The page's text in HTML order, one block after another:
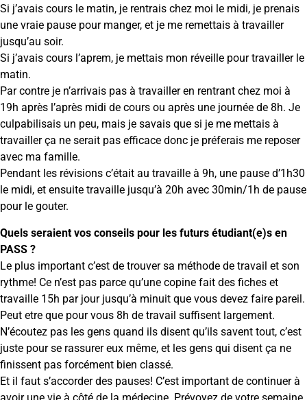
Si j’avais cours le matin, je rentrais chez moi le midi, je prenais
une vraie pause pour manger, et je me remettais à travailler
jusqu’au soir.
Si j’avais cours l’aprem, je mettais mon réveille pour travailler le
matin.
Par contre je n’arrivais pas à travailler en rentrant chez moi à
19h après l’après midi de cours ou après une journée de 8h. Je
culpabilisais un peu, mais je savais que si je me mettais à
travailler ça ne serait pas efficace donc je préferais me reposer
avec ma famille.
Pendant les révisions c’était au travaille à 9h, une pause d’1h30
le midi, et ensuite travaille jusqu’à 20h avec 30min/1h de pause
pour le gouter.
Quels seraient vos conseils pour les futurs étudiant(e)s en
PASS ?
Le plus important c’est de trouver sa méthode de travail et son
rythme! Ce n’est pas parce qu’une copine fait des fiches et
travaille 15h par jour jusqu’à minuit que vous devez faire pareil.
Peut etre que pour vous 8h de travail suffisent largement.
N’écoutez pas les gens quand ils disent qu’ils savent tout, c’est
juste pour se rassurer eux même, et les gens qui disent ça ne
finissent pas forcément bien classé.
Et il faut s’accorder des pauses! C’est important de continuer à